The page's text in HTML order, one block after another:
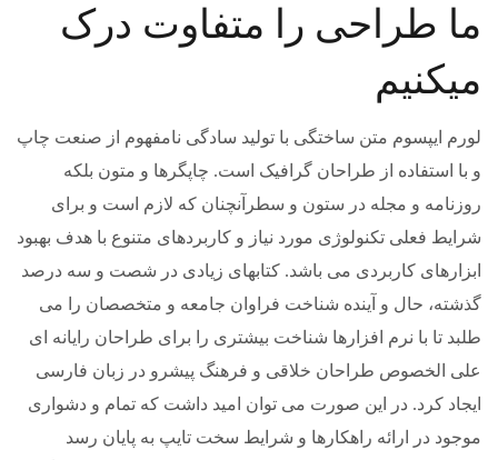
ما طراحی را متفاوت درک
میکنیم
لورم ایپسوم متن ساختگی با تولید سادگی نامفهوم از صنعت چاپ
و با استفاده از طراحان گرافیک است. چاپگرها و متون بلکه
روزنامه و مجله در ستون و سطرآنچنان که لازم است و برای
شرایط فعلی تکنولوژی مورد نیاز و کاربردهای متنوع با هدف بهبود
ابزارهای کاربردی می باشد. کتابهای زیادی در شصت و سه درصد
گذشته، حال و آینده شناخت فراوان جامعه و متخصصان را می
طلبد تا با نرم افزارها شناخت بیشتری را برای طراحان رایانه ای
علی الخصوص طراحان خلاقی و فرهنگ پیشرو در زبان فارسی
ایجاد کرد. در این صورت می توان امید داشت که تمام و دشواری
موجود در ارائه راهکارها و شرایط سخت تایپ به پایان رسد